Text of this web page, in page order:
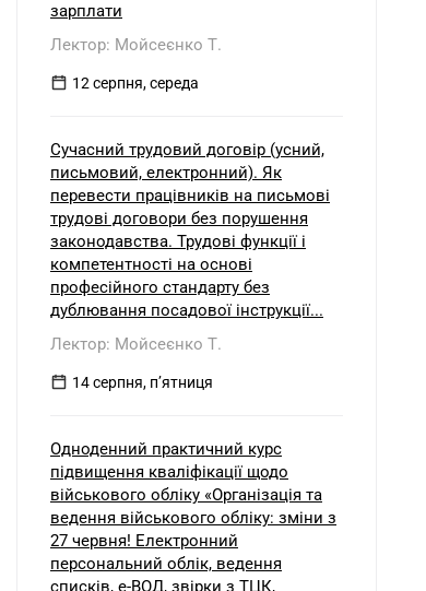
зарплати
Лектор: Мойсеєнко Т.
12 серпня, середа
Сучасний трудовий договір (усний,
письмовий, електронний). Як
перевести працівників на письмові
трудові договори без порушення
законодавства. Трудові функції і
компетентності на основі
професійного стандарту без
дублювання посадової інструкції...
Лектор: Мойсеєнко Т.
14 серпня, пʼятниця
Одноденний практичний курс
підвищення кваліфікації щодо
військового обліку «Організація та
ведення військового обліку: зміни з
27 червня! Електронний
персональний облік, ведення
списків, е-ВОД, звірки з ТЦК,